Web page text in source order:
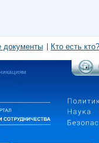
Кто есть кто?